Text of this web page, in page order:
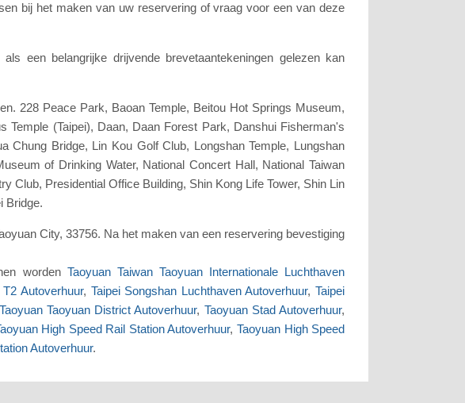
bij het maken van uw reservering of vraag voor een van deze
een belangrijke drijvende brevetaantekeningen gelezen kan
228 Peace Park, Baoan Temple, Beitou Hot Springs Museum,
(Taipei), Daan, Daan Forest Park, Danshui Fisherman's
Bridge, Lin Kou Golf Club, Longshan Temple, Lungshan
of Drinking Water, National Concert Hall, National Taiwan
Club, Presidential Office Building, Shin Kong Life Tower, Shin Lin
Bridge.
City, 33756. Na het maken van een reservering bevestiging
worden Taoyuan Taiwan Taoyuan Internationale Luchthaven
Autoverhuur, Taipei Songshan Luchthaven Autoverhuur,Taipei
Taoyuan Taoyuan District Autoverhuur, Taoyuan Stad Autoverhuur,
High Speed Rail Station Autoverhuur, Taoyuan High Speed
Autoverhuur.